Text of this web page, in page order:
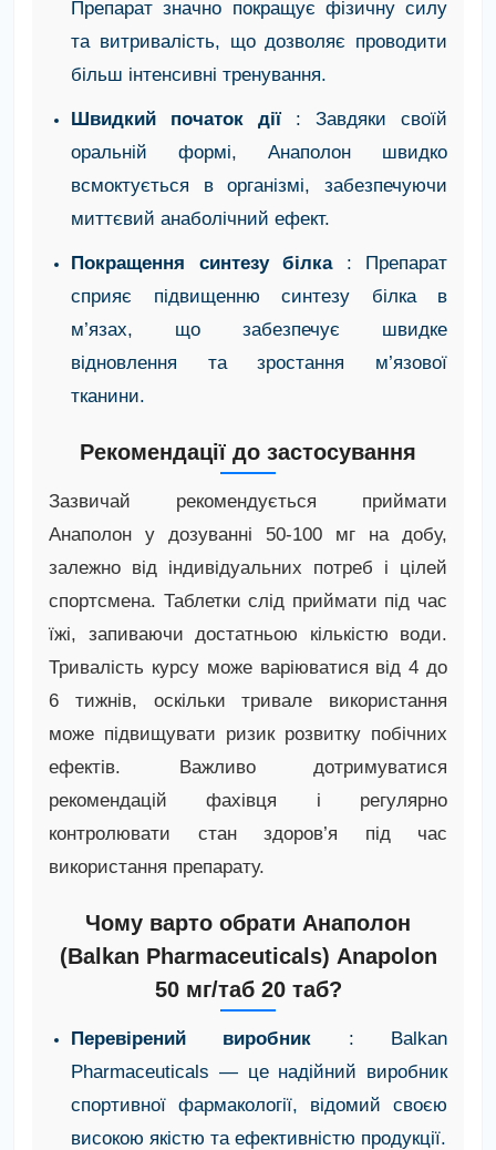
Препарат значно покращує фізичну силу
та витривалість, що дозволяє проводити
більш інтенсивні тренування.
Швидкий початок дії : Завдяки своїй
оральній формі, Анаполон швидко
всмоктується в організмі, забезпечуючи
миттєвий анаболічний ефект.
Покращення синтезу білка : Препарат
сприяє підвищенню синтезу білка в
м’язах, що забезпечує швидке
відновлення та зростання м’язової
тканини.
Рекомендації до застосування
Зазвичай рекомендується приймати
Анаполон у дозуванні 50-100 мг на добу,
залежно від індивідуальних потреб і цілей
спортсмена. Таблетки слід приймати під час
їжі, запиваючи достатньою кількістю води.
Тривалість курсу може варіюватися від 4 до
6 тижнів, оскільки тривале використання
може підвищувати ризик розвитку побічних
ефектів. Важливо дотримуватися
рекомендацій фахівця і регулярно
контролювати стан здоров’я під час
використання препарату.
Чому варто обрати Анаполон
(Balkan Pharmaceuticals) Anapolon
50 мг/таб 20 таб?
Перевірений виробник : Balkan
Pharmaceuticals — це надійний виробник
спортивної фармакології, відомий своєю
високою якістю та ефективністю продукції.